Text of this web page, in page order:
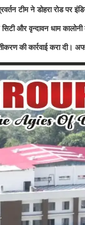
टीम ने डोहरा रोड पर
सिटी और वृन्दावन धाम
की कार्रवाई करा दी।